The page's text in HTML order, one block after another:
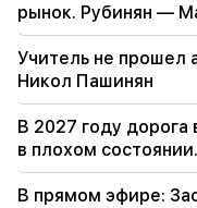
Они попытаются
«Публикация»
09:11
«Публикация».
будет живота?"
рынок. Рубинян —
Учитель не прошел
Никол Пашинян
В 2027 году дорога
в плохом
В прямом эфире: